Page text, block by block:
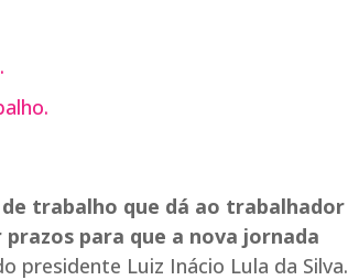
trabalho que dá ao trabalhador
para que a nova jornada
presidente Luiz Inácio Lula da Silva.